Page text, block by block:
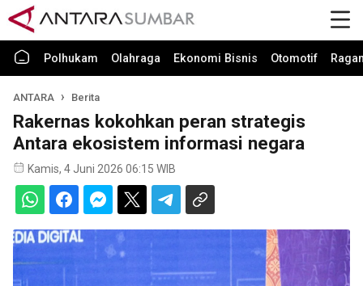
Polhukam Olahraga Ekonomi Bisnis Otomotif
ANTARA Berita
Rakernas kokohkan peran strategis
Antara ekosistem informasi negara
Kamis, 4 Juni 2026 06:15 WIB